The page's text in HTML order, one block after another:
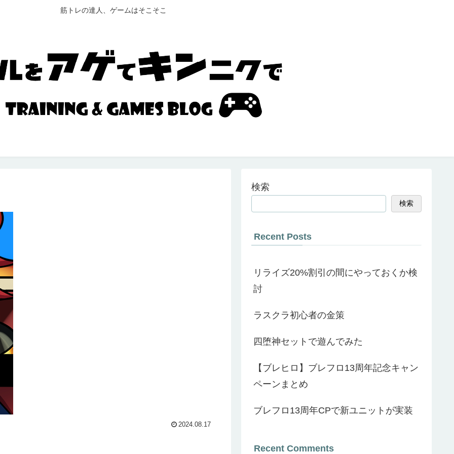
筋トレの達人、ゲームはそこそこ
2024.08.17
検索
検索
Recent Posts
リライズ20%割引の間にやっておくか検
討
ラスクラ初心者の金策
四堕神セットで遊んでみた
【ブレヒロ】ブレフロ13周年記念キャン
ペーンまとめ
ブレフロ13周年CPで新ユニットが実装
Recent Comments